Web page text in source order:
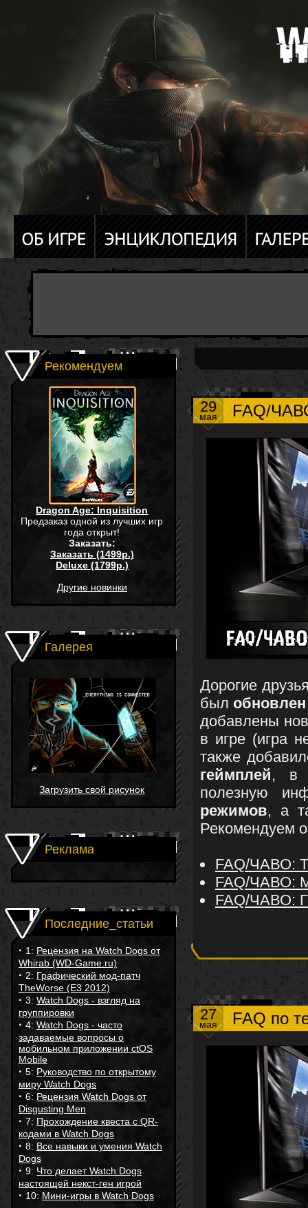
Рекомендуем
Dragon Age: Inquisition
Предзаказ одной из лучших игр
года открыт!
Заказать:
Заказать (1499р.)
Deluxe (1799р.)
Другие новинки
Галерея
Загрузить свой рисунок
Реклама
Последние_статьи
· 1: Рецензия на Watch Dogs от
Whirab (WD-Game.ru)
· 2: Графический мод-патч
TheWorse (E3 2012)
· 3: Watch Dogs - взгляд на
группировки
· 4: Watch Dogs - часто
задаваемые вопросы о
мобильном приложении ctOS
Mobile
· 5: Руководство по открытому
миру Watch Dogs
· 6: Рецензия Watch Dogs от
Disgusting Men
· 7: Прохождение квеста с QR-
кодами в Watch Dogs
· 8: Все навыки и умения Watch
Dogs
· 9: Что делает Watch Dogs
настоящей некст-ген игрой
· 10: Мини-игры в Watch Dogs
29
мая FAQ/
Дорогие
был
добавлены
в игре (игра
также
геймплей, в
полезную
режимов, а
Рекомендуем
FAQ/ЧАВО:
FAQ/ЧАВО:
FAQ/ЧАВО:
27
мая FAQ по